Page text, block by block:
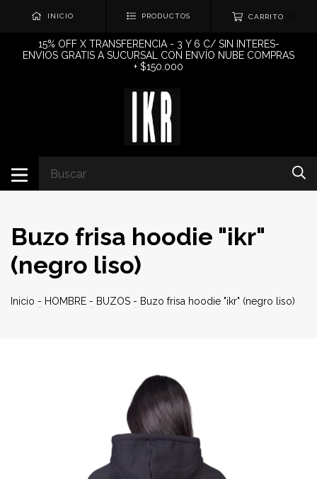
INICIO PRODUCTOS CARRITO
15% OFF X TRANSFERENCIA - 3 Y 6 C/ SIN INTERES-
ENVIOS GRATIS A SUCURSAL CON ENVÍO NUBE COMPRAS
+ $150.000
Buzo frisa hoodie "ikr"
(negro liso)
Inicio - HOMBRE - BUZOS - Buzo frisa hoodie "ikr" (negro liso)